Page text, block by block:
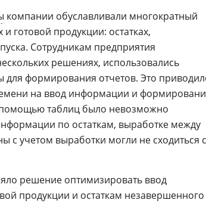
компании обуславливали многократный
готовой продукции: остатках,
Сотрудникам предприятия
решениях, использовались
формирования отчетов. Это
на ввод информации и
помощью таблиц было невозможно
по остаткам, выработке между
с учетом выработки могли не сходиться с
решение оптимизировать ввод
продукции и остаткам незавершенного